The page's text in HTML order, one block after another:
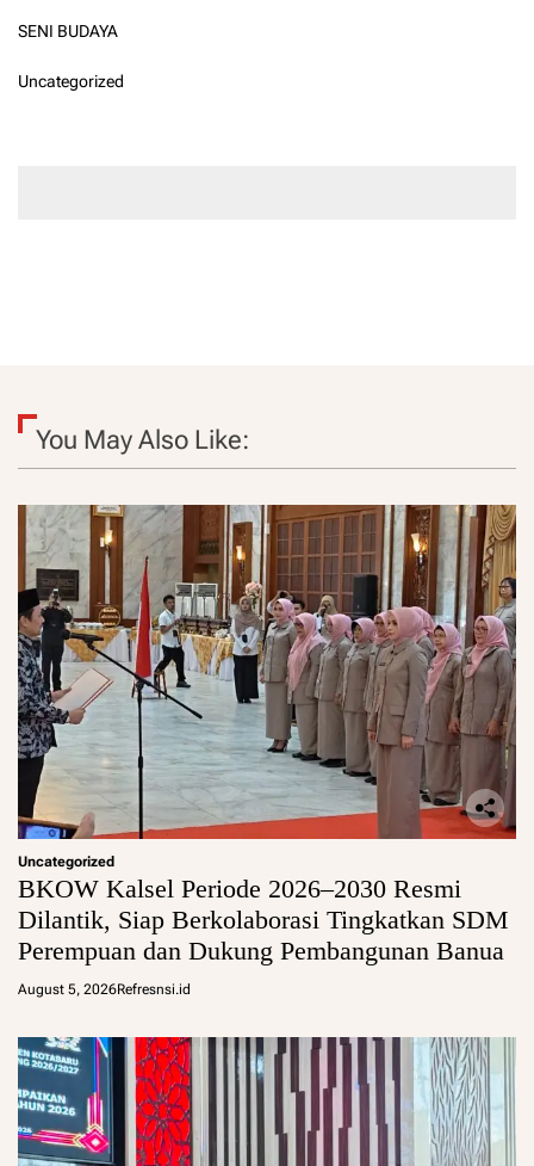
SENI BUDAYA
Uncategorized
You May Also Like:
Uncategorized
BKOW Kalsel Periode 2026–2030 Resmi
Dilantik, Siap Berkolaborasi Tingkatkan SDM
Perempuan dan Dukung Pembangunan Banua
August 5, 2026Refresnsi.id